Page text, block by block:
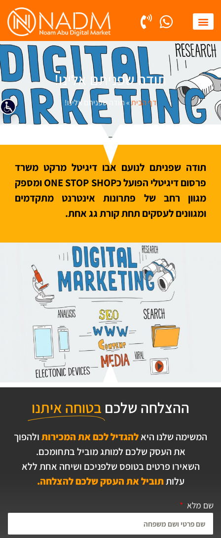
תודה שפניתם אלינו!
דף הבית»תודה שפניתם אלינו!
תודה שפניתם לנועם אבו דיגיטל מרקט משרד
פרסום דיגיטלי הפועל כONE STOP SHOP ומספק
מגוון רחב של פתרונות אינטרנט מתקדמים
ומגוונים לעסקים תחת קורת גג אחת.
ההצלחה שלכם בטוחה איתנו
המשימה שלנו היאלהגדיל לכם את המכירותולהפוך
את העסק שלכם למותג מוביל בתחומכם.
השאירו פרטים בטופס שלפניכם ושיחה אחת ללא
עלותתוביל את העסק שלכם להצלחה.
שם מלא